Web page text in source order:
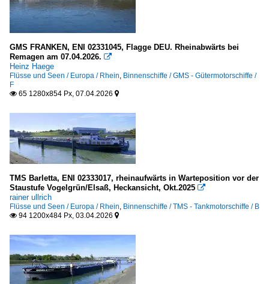
GMS FRANKEN, ENI 02331045, Flagge DEU. Rheinabwärts bei
Remagen am 07.04.2026. 
Heinz Haege
Flüsse und Seen / Europa / Rhein, Binnenschiffe / GMS - Gütermotorschiffe /
F
 65 1280x854 Px, 07.04.2026 
TMS Barletta, ENI 02333017, rheinaufwärts in Warteposition vor der
Staustufe Vogelgrün/Elsaß, Heckansicht, Okt.2025 
rainer ullrich
Flüsse und Seen / Europa / Rhein, Binnenschiffe / TMS - Tankmotorschiffe / B
 94 1200x484 Px, 03.04.2026 